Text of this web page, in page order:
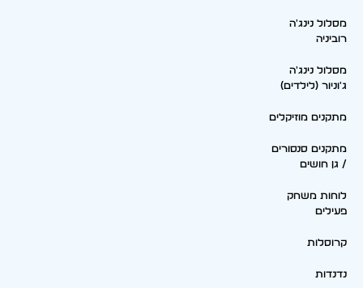
מסלול נינג'ה
רוביניה
מסלול נינג'ה
ג'וניור (לילדים)
מתקנים מוזיקלים
מתקנים סנסורים
/ גן חושים
לוחות משחק
פעילים
קרוסלות
נדנדות